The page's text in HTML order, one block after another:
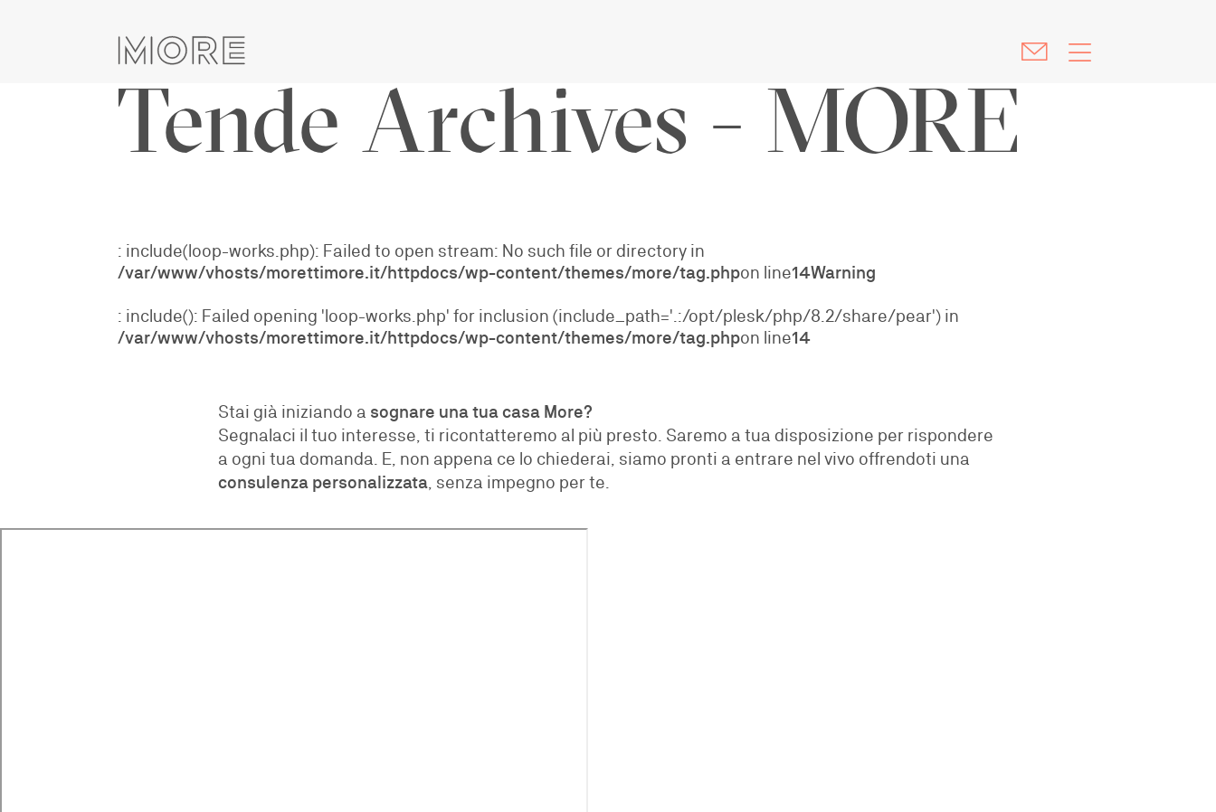
skip
navigation
Tende Archives - MORE
: include(loop-works.php): Failed to open stream: No such file or directory in
/var/www/vhosts/morettimore.it/httpdocs/wp-content/themes/more/tag.phpon line14Warning
: include(): Failed opening 'loop-works.php' for inclusion (include_path='.:/opt/plesk/php/8.2/share/pear') in
/var/www/vhosts/morettimore.it/httpdocs/wp-content/themes/more/tag.phpon line14
Stai già iniziando a sognare una tua casa More?
Segnalaci il tuo interesse, ti ricontatteremo al più presto. Saremo a tua disposizione per rispondere
a ogni tua domanda. E, non appena ce lo chiederai, siamo pronti a entrare nel vivo offrendoti una
consulenza personalizzata , senza impegno per te.